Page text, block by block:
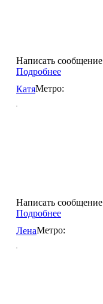
Написать сообщение
Подробнее
КатяМетро:
Написать сообщение
Подробнее
ЛенаМетро: